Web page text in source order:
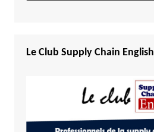
Le Club Supply Chain English